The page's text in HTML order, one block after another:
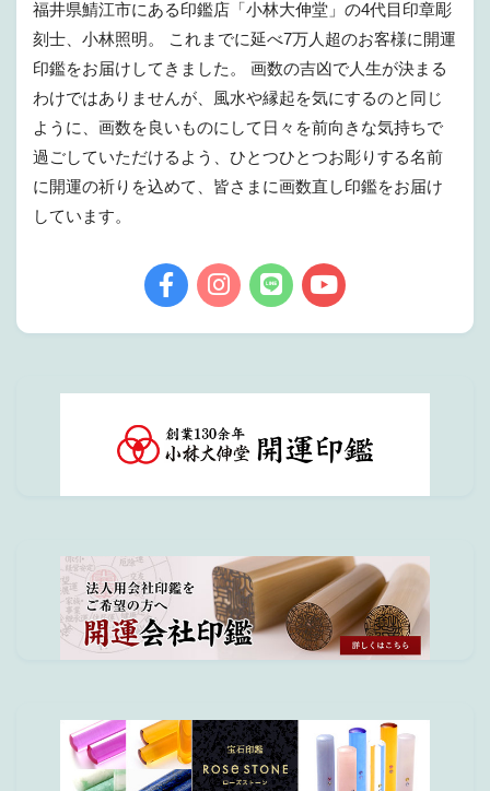
福井県鯖江市にある印鑑店「小林大伸堂」の4代目印章彫
刻士、小林照明。 これまでに延べ7万人超のお客様に開運
印鑑をお届けしてきました。 画数の吉凶で人生が決まる
わけではありませんが、風水や縁起を気にするのと同じ
ように、画数を良いものにして日々を前向きな気持ちで
過ごしていただけるよう、ひとつひとつお彫りする名前
に開運の祈りを込めて、皆さまに画数直し印鑑をお届け
しています。